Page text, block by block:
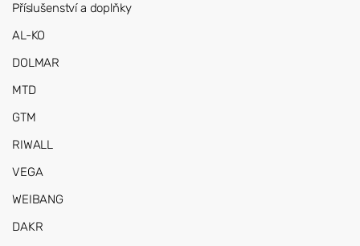
Příslušenství a doplňky
AL-KO
DOLMAR
MTD
GTM
RIWALL
VEGA
WEIBANG
DAKR